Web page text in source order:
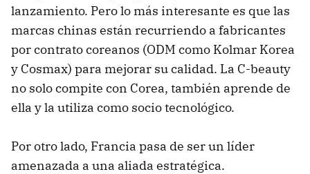
lanzamiento. Pero lo más interesante es que las
marcas chinas están recurriendo a fabricantes
por contrato coreanos (ODM como Kolmar Korea
y Cosmax) para mejorar su calidad. La C-beauty
no solo compite con Corea, también aprende de
ella y la utiliza como socio tecnológico.
Por otro lado, Francia pasa de ser un líder
amenazada a una aliada estratégica.